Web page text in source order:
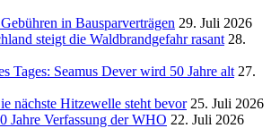
in Bausparverträgen 29. Juli 2026
steigt die Waldbrandgefahr rasant 28.
Tages: Seamus Dever wird 50 Jahre alt 27.
nächste Hitzewelle steht bevor 25. Juli 2026
Jahre Verfassung der WHO 22. Juli 2026